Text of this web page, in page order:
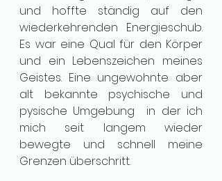
und hoffte ständig auf den
wiederkehrenden Energieschub.
Es war eine Qual für den Körper
und ein Lebenszeichen meines
Geistes. Eine ungewohnte aber
alt bekannte psychische und
pysische Umgebung  in der ich
mich seit langem wieder
bewegte und schnell meine
Grenzen überschritt.